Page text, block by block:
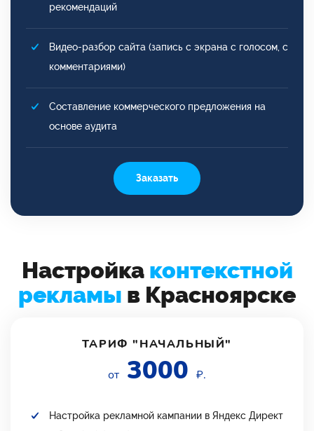
рекомендаций
Видео-разбор сайта (запись с экрана с голосом, с
комментариями)
Составление коммерческого предложения на
основе аудита
Заказать
Настройка контекстной
рекламы в Красноярске
ТАРИФ "НАЧАЛЬНЫЙ"
от 3000 ₽.
Настройка рекламной кампании в Яндекс Директ